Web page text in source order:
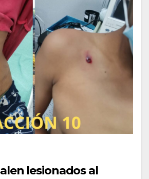
lesionados al